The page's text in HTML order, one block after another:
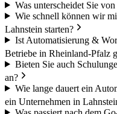
Was unterscheidet Sie
Wie schnell können wir
Lahnstein starten?
Ist Automatisierung &
Betriebe in Rheinland-Pfalz
Bieten Sie auch
an?
Wie lange dauert ein
ein Unternehmen in